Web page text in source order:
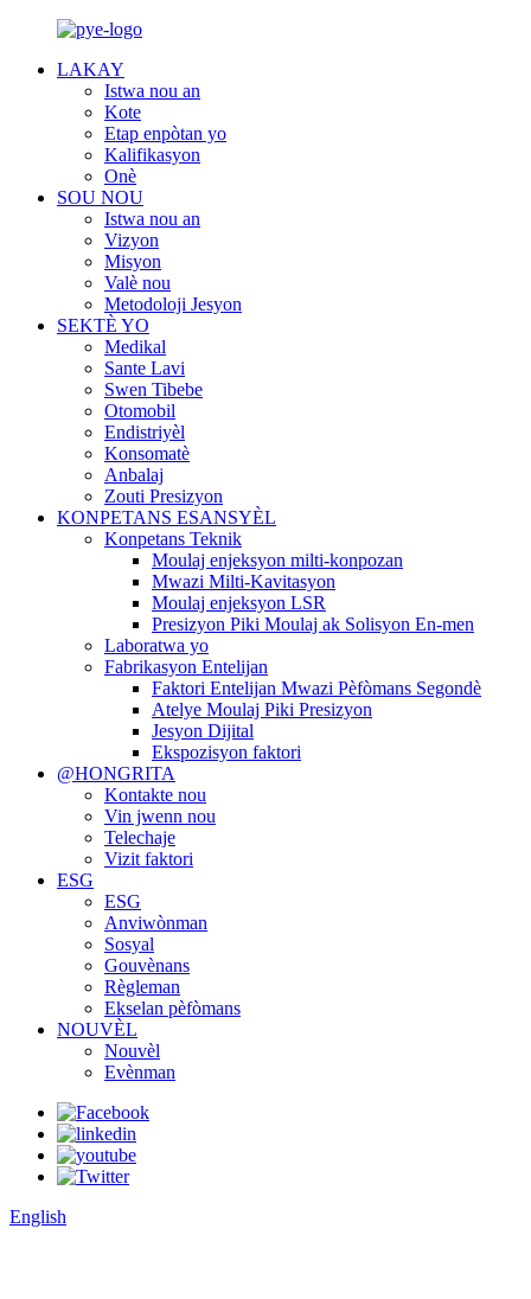
LAKAY
Istwa nou an
Kote
Etap enpòtan yo
Kalifikasyon
Onè
SOU NOU
Istwa nou an
Vizyon
Misyon
Valè nou
Metodoloji Jesyon
SEKTÈ YO
Medikal
Sante Lavi
Swen Tibebe
Otomobil
Endistriyèl
Konsomatè
Anbalaj
Zouti Presizyon
KONPETANS ESANSYÈL
Konpetans Teknik
Moulaj enjeksyon milti-konpozan
Mwazi Milti-Kavitasyon
Moulaj enjeksyon LSR
Presizyon Piki Moulaj ak Solisyon En-men
Laboratwa yo
Fabrikasyon Entelijan
Faktori Entelijan Mwazi Pèfòmans Segondè
Atelye Moulaj Piki Presizyon
Jesyon Dijital
Ekspozisyon faktori
@HONGRITA
Kontakte nou
Vin jwenn nou
Telechaje
Vizit faktori
ESG
ESG
Anviwònman
Sosyal
Gouvènans
Règleman
Ekselan pèfòmans
NOUVÈL
Nouvèl
Evènman
English